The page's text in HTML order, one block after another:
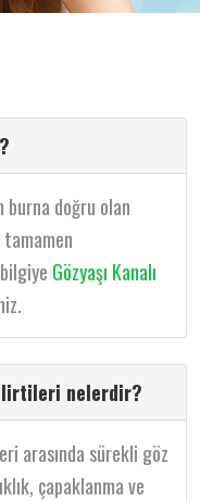
burna doğru olan
tamamen
Gözyaşı Kanalı
nelerdir?
arasında sürekli göz
çapaklanma ve